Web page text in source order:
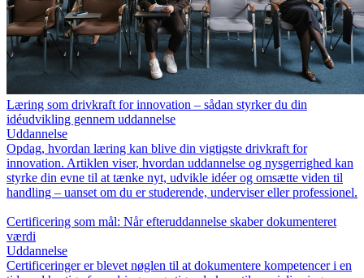
Læring som drivkraft for innovation – sådan styrker du din
idéudvikling gennem uddannelse
Uddannelse
Opdag, hvordan læring kan blive din vigtigste drivkraft for
innovation. Artiklen viser, hvordan uddannelse og nysgerrighed kan
styrke din evne til at tænke nyt, udvikle idéer og omsætte viden til
handling – uanset om du er studerende, underviser eller professionel.
Certificering som mål: Når efteruddannelse skaber dokumenteret
værdi
Uddannelse
Certificeringer er blevet nøglen til at dokumentere kompetencer i en